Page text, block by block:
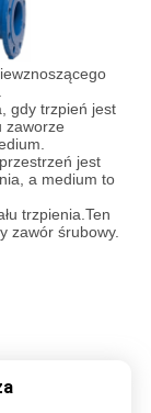
gdy trzpień jest
zaworze
jest
a medium to
trzpienia.Ten
zawór śrubowy.